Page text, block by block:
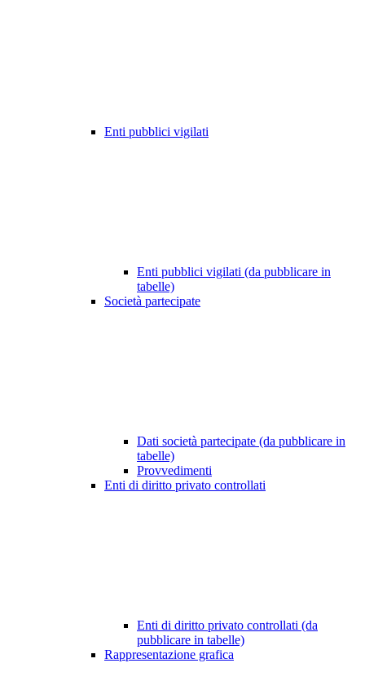
Enti pubblici vigilati
Enti pubblici vigilati (da pubblicare in
tabelle)
Società partecipate
Dati società partecipate (da pubblicare in
tabelle)
Provvedimenti
Enti di diritto privato controllati
Enti di diritto privato controllati (da
pubblicare in tabelle)
Rappresentazione grafica